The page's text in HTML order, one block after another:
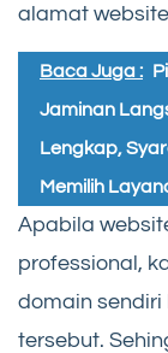
alamat
Baca Juga :
Jaminan
Lengkap,
Memilih
Apabila
professional,
domain
tersebut.